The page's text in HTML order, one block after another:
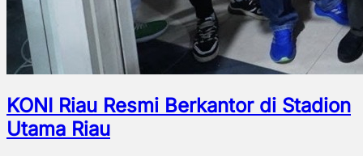
KONI Riau Resmi Berkantor di Stadion
Utama Riau